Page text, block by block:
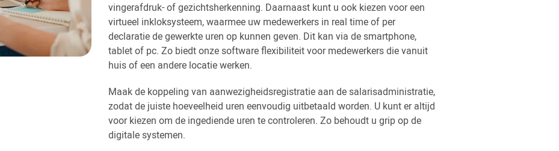
vingerafdruk- of gezichtsherkenning. Daarnaast kunt u ook kiezen voor een
virtueel inkloksysteem, waarmee uw medewerkers in real time of per
declaratie de gewerkte uren op kunnen geven. Dit kan via de smartphone,
tablet of pc. Zo biedt onze software flexibiliteit voor medewerkers die vanuit
huis of een andere locatie werken.
Maak de koppeling van aanwezigheidsregistratie aan de salarisadministratie,
zodat de juiste hoeveelheid uren eenvoudig uitbetaald worden. U kunt er altijd
voor kiezen om de ingediende uren te controleren. Zo behoudt u grip op de
digitale systemen.